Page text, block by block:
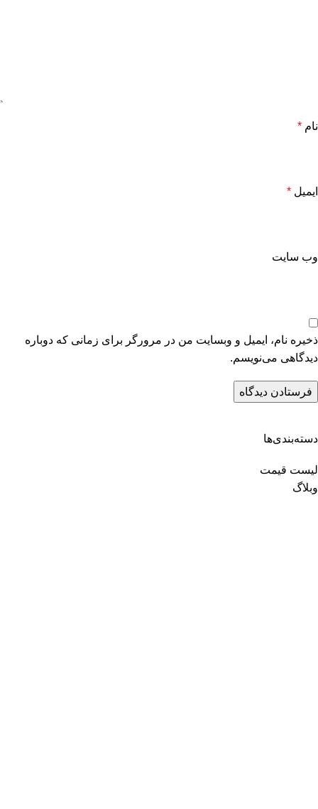
نام *
ایمیل *
وب‌ سایت
ذخیره نام، ایمیل و وبسایت من در مرورگر برای زمانی که دوباره
دیدگاهی می‌نویسم.
دسته‌بندی‌ها
لیست قیمت
وبلاگ